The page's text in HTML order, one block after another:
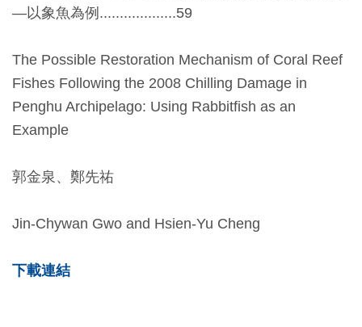
友
措
施
服
務
網
導
—以象魚為例...................59
The Possible Restoration Mechanism of Coral Reef
Fishes Following the 2008 Chilling Damage in
Penghu Archipelago: Using Rabbitfish as an
Example
郭金泉、鄭先祐
Jin-Chywan Gwo and Hsien-Yu Cheng
下載連結